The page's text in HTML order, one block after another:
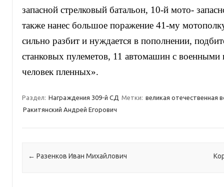
запасной стрелковый батальон, 10-й мото-
также нанес большое поражение 41-му
сильно разбит и нуждается в пополнении,
станковых пулеметов, 11 автомашин с военными
человек пленных».
Раздел: Награждения 309-й СД Метки: великая отечественная
Ракитянский Андрей Егорович
Навигация по записям
← Разенков Иван Михайлович